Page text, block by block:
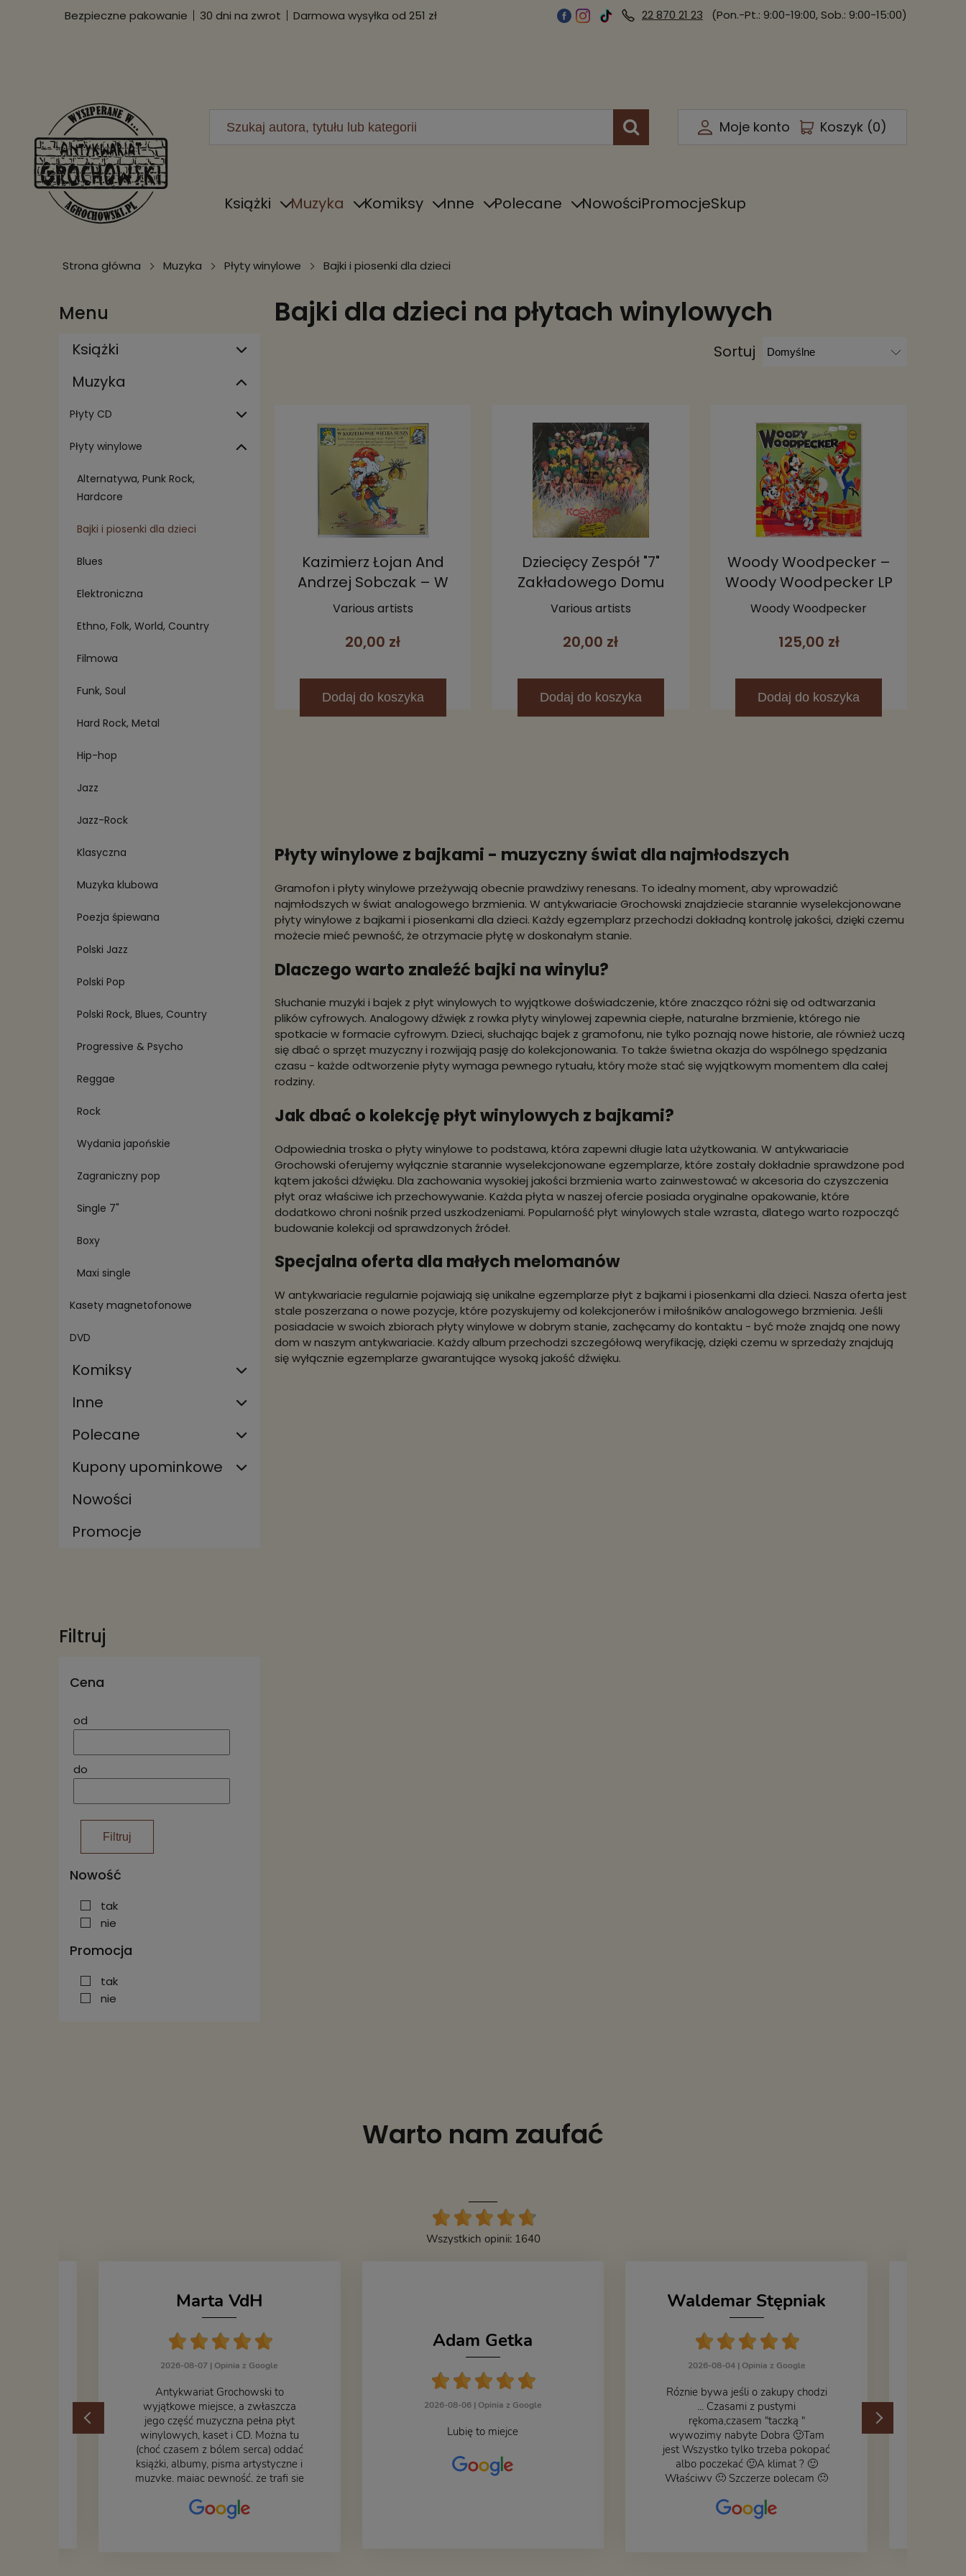
Bezpieczne pakowanie 30 dni na zwrot Darmowa wysyłka od 251 zł 22 870 21 23 (Pon.-Pt.: 9:00-19:00, Sob.: 9:00-15:00)
Moje konto Koszyk (0)
Książki Muzyka Komiksy Inne Polecane NowościPromocjeSkup
Strona główna Muzyka Płyty winylowe Bajki i piosenki dla dzieci
Menu
Książki
Muzyka
Płyty CD
Płyty winylowe
Alternatywa, Punk Rock,
Hardcore
Bajki i piosenki dla dzieci
Blues
Elektroniczna
Ethno, Folk, World, Country
Filmowa
Funk, Soul
Hard Rock, Metal
Hip-hop
Jazz
Jazz-Rock
Klasyczna
Muzyka klubowa
Poezja śpiewana
Polski Jazz
Polski Pop
Polski Rock, Blues, Country
Progressive & Psycho
Reggae
Rock
Wydania japońskie
Zagraniczny pop
Single 7"
Boxy
Maxi single
Kasety magnetofonowe
DVD
Komiksy
Inne
Polecane
Kupony upominkowe
Nowości
Promocje
Filtruj
Cena
od
do
Filtruj
Nowość
tak
nie
Promocja
tak
nie
Bajki dla dzieci na płytach winylowych
Sortuj
Kazimierz Łojan And
Andrzej Sobczak – W
Karzełkowie Wielka
Various artists
20,00 zł
Dodaj do koszyka
Dziecięcy Zespół "7"
Zakładowego Domu
Kultury Kopalni Węgla
Kosmiczne Trawy LP
Various artists
20,00 zł
Dodaj do koszyka
Woody Woodpecker –
Woody Woodpecker LP
Woody Woodpecker
125,00 zł
Dodaj do koszyka
Płyty winylowe z bajkami - muzyczny świat dla najmłodszych
Gramofon i płyty winylowe przeżywają obecnie prawdziwy renesans. To idealny moment, aby wprowadzić
najmłodszych w świat analogowego brzmienia. W antykwariacie Grochowski znajdziecie starannie wyselekcjonowane
płyty winylowe z bajkami i piosenkami dla dzieci. Każdy egzemplarz przechodzi dokładną kontrolę jakości, dzięki czemu
możecie mieć pewność, że otrzymacie płytę w doskonałym stanie.
Dlaczego warto znaleźć bajki na winylu?
Słuchanie muzyki i bajek z płyt winylowych to wyjątkowe doświadczenie, które znacząco różni się od odtwarzania
plików cyfrowych. Analogowy dźwięk z rowka płyty winylowej zapewnia ciepłe, naturalne brzmienie, którego nie
spotkacie w formacie cyfrowym. Dzieci, słuchając bajek z gramofonu, nie tylko poznają nowe historie, ale również uczą
się dbać o sprzęt muzyczny i rozwijają pasję do kolekcjonowania. To także świetna okazja do wspólnego spędzania
czasu - każde odtworzenie płyty wymaga pewnego rytuału, który może stać się wyjątkowym momentem dla całej
rodziny.
Jak dbać o kolekcję płyt winylowych z bajkami?
Odpowiednia troska o płyty winylowe to podstawa, która zapewni długie lata użytkowania. W antykwariacie
Grochowski oferujemy wyłącznie starannie wyselekcjonowane egzemplarze, które zostały dokładnie sprawdzone pod
kątem jakości dźwięku. Dla zachowania wysokiej jakości brzmienia warto zainwestować w akcesoria do czyszczenia
płyt oraz właściwe ich przechowywanie. Każda płyta w naszej ofercie posiada oryginalne opakowanie, które
dodatkowo chroni nośnik przed uszkodzeniami. Popularność płyt winylowych stale wzrasta, dlatego warto rozpocząć
budowanie kolekcji od sprawdzonych źródeł.
Specjalna oferta dla małych melomanów
W antykwariacie regularnie pojawiają się unikalne egzemplarze płyt z bajkami i piosenkami dla dzieci. Nasza oferta jest
stale poszerzana o nowe pozycje, które pozyskujemy od kolekcjonerów i miłośników analogowego brzmienia. Jeśli
posiadacie w swoich zbiorach płyty winylowe w dobrym stanie, zachęcamy do kontaktu - być może znajdą one nowy
dom w naszym antykwariacie. Każdy album przechodzi szczegółową weryfikację, dzięki czemu w sprzedaży znajdują
się wyłącznie egzemplarze gwarantujące wysoką jakość dźwięku.
Warto nam zaufać
Wszystkich opinii: 1640
Marta VdH
2026-08-07 | Opinia z Google
​Antykwariat Grochowski to
wyjątkowe miejsce, a zwłaszcza
jego część muzyczna pełna płyt
winylowych, kaset i CD. Można tu
(choć czasem z bólem serca) oddać
książki, albumy, pisma artystyczne i
muzykę, mając pewność, że trafi się
zdjęciu – nasze książki w trakcie
przepakowywania. Część
Adam Getka
2026-08-06 | Opinia z Google
Lubię to miejce
Waldemar Stępniak
2026-08-04 | Opinia z Google
Róznie bywa jeśli o zakupy chodzi
... Czasami z pustymi
rękoma,czasem "taczką "
wywozimy nabyte Dobra 🙂Tam
jest Wszystko tylko trzeba pokopać
albo poczekać 🙂A klimat ? 🙂
Właściwy 🙂 Szczerze polecam 🙂
do wystroju wnętrza... Się znajdzie
na bank 🙂